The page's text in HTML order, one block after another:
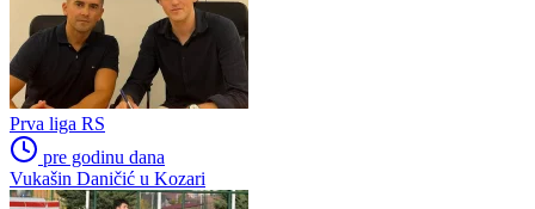
Prva liga RS
pre godinu dana
Vukašin Daničić u Kozari